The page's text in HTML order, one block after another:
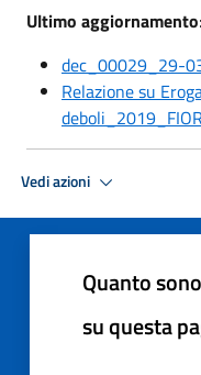
Ultimo aggiornamento
dec_00029_29-
Relazione su
Vedi azioni
Quanto
su questa